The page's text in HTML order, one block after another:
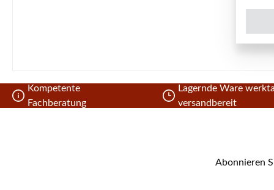
Kompetente
Fachberatung
Lagernde Ware
versandbereit
Abonnieren